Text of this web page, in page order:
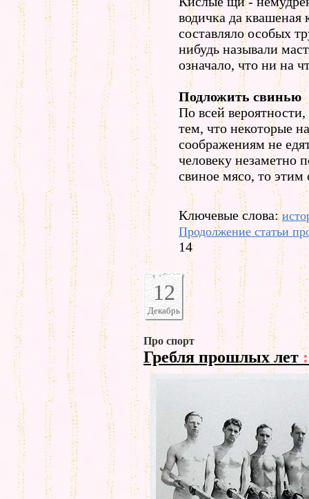
водичка да квашеная
составляло особых
нибудь называли
означало, что ни на
Подложить свинью
По всей
тем, что некоторые
соображениям не
человеку незаметно
свиное мясо, то этим
Ключевые слова:
Продолжение статьи
14
12
Декабрь
Про спорт
Гребля прошлых лет